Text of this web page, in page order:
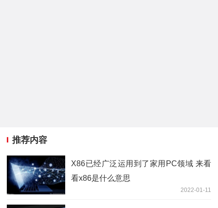
推荐内容
X86已经广泛运用到了家用PC领域 来看
看x86是什么意思
2022-01-11